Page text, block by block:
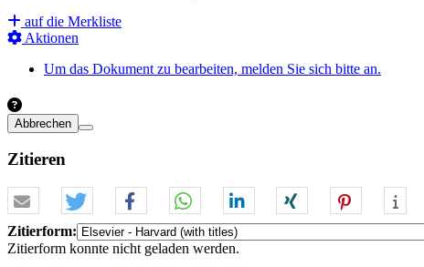
auf die Merkliste
Aktionen
Um das Dokument zu bearbeiten, melden Sie sich bitte an.
Abbrechen
Zitieren
Zitierform:
Zitierform konnte nicht geladen werden.